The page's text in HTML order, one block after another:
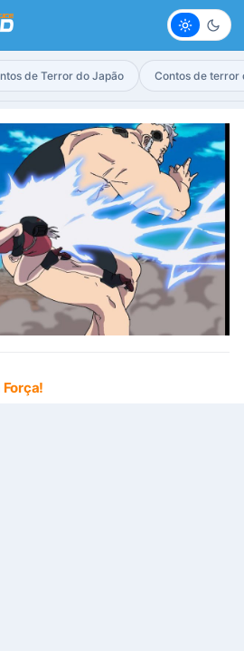
Claro
de Terror do Japão Contos de terror